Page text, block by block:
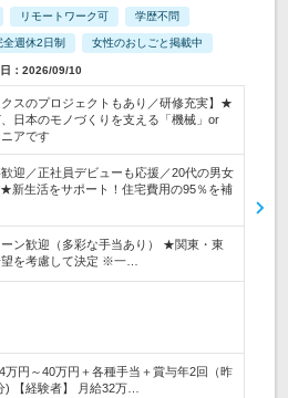
リモートワーク可 学歴不問
全週休2日制 女性のおしごと掲載中
：2026/09/10
クスのプロジェクトもあり／研修充実】★
日本のモノづくりを支える「機械」or
ニアです
歓迎／正社員デビューも応援／20代の男女
新生活をサポート！住宅費用の95％を補
ン歓迎（多彩な手当あり） ★関東・東
を考慮して決定 ※一…
万円～40万円＋各種手当＋賞与年2回（昨
) 【経験者】 月給32万…